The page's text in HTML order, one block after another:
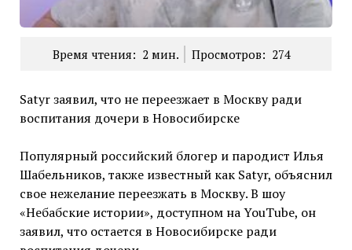
Время чтения: 2 мин. Просмотров: 274
Satyr заявил, что не переезжает в Москву ради
воспитания дочери в Новосибирске
Популярный российский блогер и пародист Илья
Шабельников, также известный как Satyr, объяснил
свое нежелание переезжать в Москву. В шоу
«Небабские истории», доступном на YouTube, он
заявил, что остается в Новосибирске ради